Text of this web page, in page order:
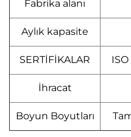
Fabrika alanı
Aylık kapasite
SERTİFİKALAR
İhracat
Boyun Boyutları